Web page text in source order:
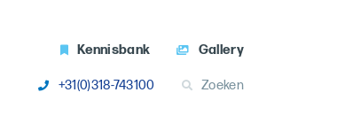
Kennisbank Gallery
+31(0)318-743100 Zoeken